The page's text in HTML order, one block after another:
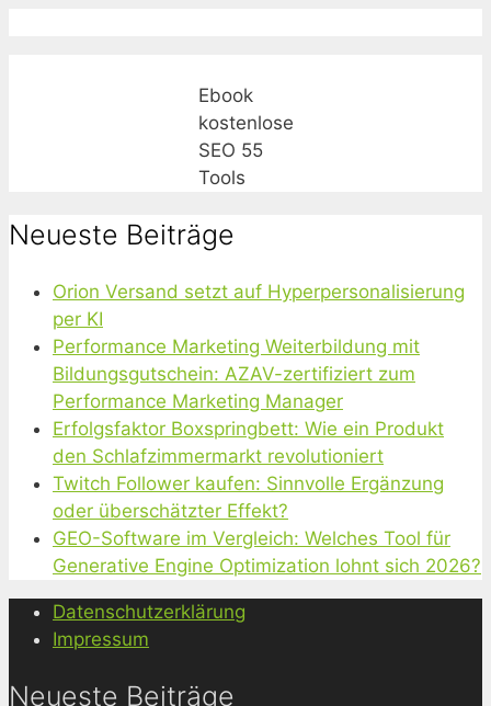
Ebook
kostenlose
SEO 55
Tools
Neueste Beiträge
Orion Versand setzt auf Hyperpersonalisierung
per KI
Performance Marketing Weiterbildung mit
Bildungsgutschein: AZAV-zertifiziert zum
Performance Marketing Manager
Erfolgsfaktor Boxspringbett: Wie ein Produkt
den Schlafzimmermarkt revolutioniert
Twitch Follower kaufen: Sinnvolle Ergänzung
oder überschätzter Effekt?
GEO-Software im Vergleich: Welches Tool für
Generative Engine Optimization lohnt sich 2026?
Datenschutzerklärung
Impressum
Neueste Beiträge